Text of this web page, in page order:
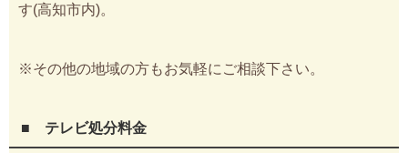
す(高知市内)。
※その他の地域の方もお気軽にご相談下さい。
■ テレビ処分料金